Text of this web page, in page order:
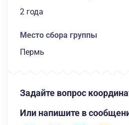
2 года
Место сбора группы
Пермь
Задайте вопрос
Или напишите в